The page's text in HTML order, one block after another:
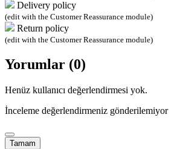
Delivery policy
(edit with the Customer Reassurance module)
Return policy
(edit with the Customer Reassurance module)
Yorumlar (0)
Henüz kullanıcı değerlendirmesi yok.
İnceleme değerlendirmeniz gönderilemiyor
Tamam